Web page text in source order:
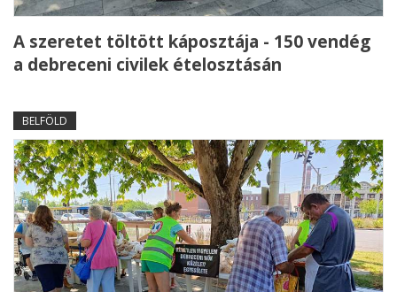
A szeretet töltött káposztája - 150 vendég
a debreceni civilek ételosztásán
BELFÖLD